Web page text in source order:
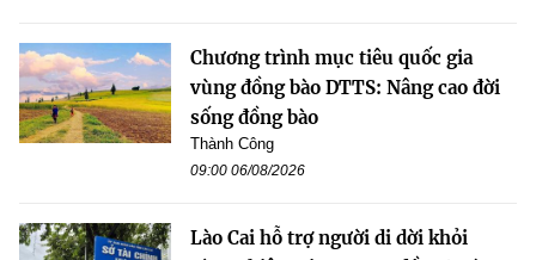
Chương trình mục tiêu quốc gia
vùng đồng bào DTTS: Nâng cao đời
sống đồng bào
Thành Công
09:00 06/08/2026
Lào Cai hỗ trợ người di dời khỏi